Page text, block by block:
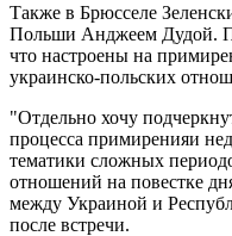
Также в Брюсселе
Польши Анджеем Дудой.
что настроены на
украинско-польских
"Отдельно хочу
процесса примиренияи
тематики сложных
отношений на повестке
между Украиной и
после встречи.